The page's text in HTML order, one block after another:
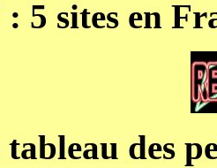
5 sites en
des